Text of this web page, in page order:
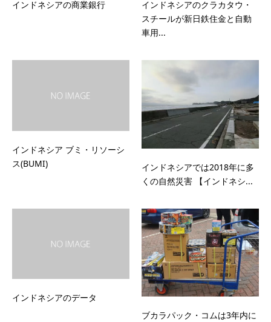
インドネシアの商業銀行
インドネシアのクラカタウ・
スチールが新日鉄住金と自動
車用...
インドネシア ブミ・リソーシ
ス(BUMI)
インドネシアでは2018年に多
くの自然災害 【インドネシ...
インドネシアのデータ
ブカラパック・コムは3年内に